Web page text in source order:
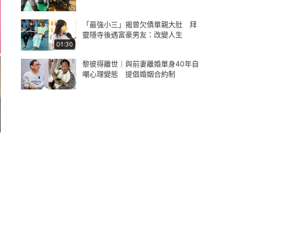
01:30
「最強小三」揭曾欠債單親大肚 拜
靈隱寺後遇富豪男友：改變人生
黎彼得離世｜與前妻離婚單身40年自
嘲心理變態 提倡婚姻合約制